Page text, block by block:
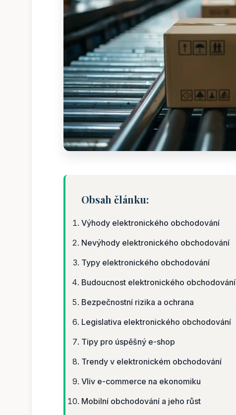
Obsah článku:
Výhody elektronického obchodování
Nevýhody elektronického obchodování
Typy elektronického obchodování
Budoucnost elektronického obchodování
Bezpečnostní rizika a ochrana
Legislativa elektronického obchodování
Tipy pro úspěšný e-shop
Trendy v elektronickém obchodování
Vliv e-commerce na ekonomiku
Mobilní obchodování a jeho růst